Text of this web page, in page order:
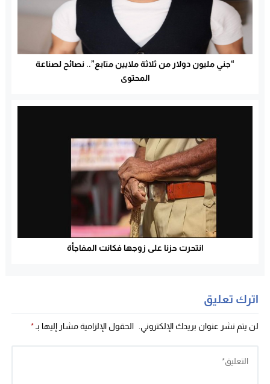
“جني مليون دولار من ثلاثة ملايين متابع”.. نصائح لصناعة
المحتوى
انتحرت حزنا على زوجها فكانت المفاجأة
اترك تعليق
لن يتم نشر عنوان بريدك الإلكتروني. الحقول الإلزامية مشار إليها بـ *